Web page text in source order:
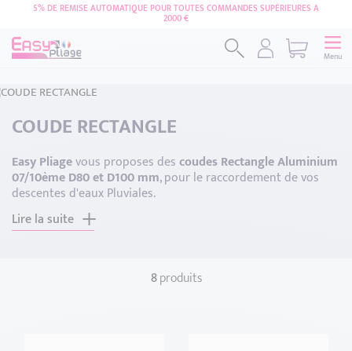
5% DE REMISE AUTOMATIQUE POUR TOUTES COMMANDES SUPÉRIEURES A
2000 €
Menu
COUDE RECTANGLE
Easy Pliagevous proposes descoudes Rectangle Aluminium
07/10ème D80 et D100 mm, pour le raccordement de vos
descentes d'eaux Pluviales.
Nos Coudes sont disponibles en plusieurs coloris ainsi que
deux diamètres différents, nos coudes sont du même RAL
Tous nos accessoires sont fabriqués en adéquation avec
Lire la suite
8produits